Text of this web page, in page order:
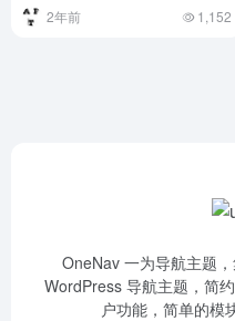
2年前 1,152
OneNav 一为导航主题
WordPress 导航主题，简
户功能，简单的模